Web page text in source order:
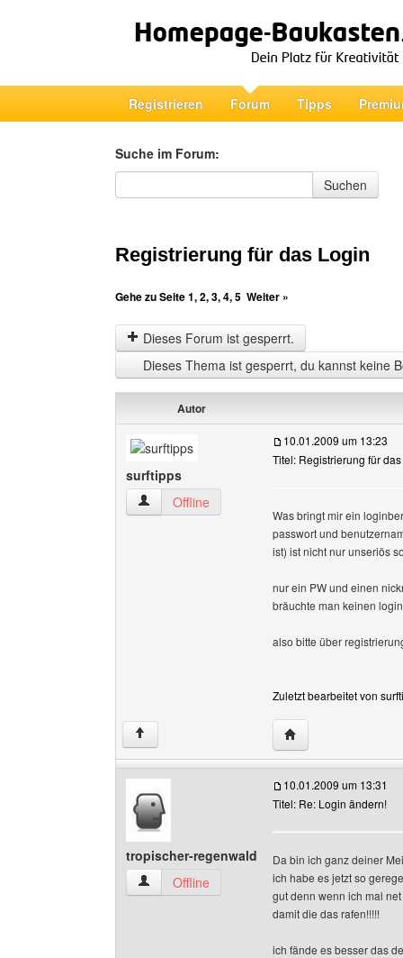
Registrieren Forum Tipps
Suche im Forum:
Suche im Forum
Suchen
Registrierung für das Login
Gehe zu Seite1,2,3,4,5 Weiter »
Dieses Forum ist gesperrt.
Dieses Thema ist gesperrt, du kannst keine
Autor
surftipps
surftipps Benutzer-Profile anzeigen
Offline
10.01.2009 um 13:23
Titel: Registrierung für
Was bringt mir ein
passwort und
ist) ist nicht nur unseriös
nur ein PW und einen
bräuchte man keinen
also bitte über
Zuletzt bearbeitet von
↑ Website dieses
tropischer-regenwald
tropischer-regenwald Benutzer-Profile
Offline
10.01.2009 um 13:31
Titel: Re: Login ändern!
Da bin ich ganz deiner
ich habe es jetzt so
gut denn wenn ich mal
damit die das rafen!!!!!
ich fände es besser das